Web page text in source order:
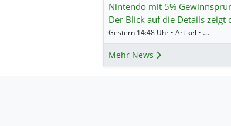
Nintendo mit 5%
Der Blick auf die Details zeigt
Gestern 14:48 Uhr • Artikel • BörsenNEWS.de
Mehr News